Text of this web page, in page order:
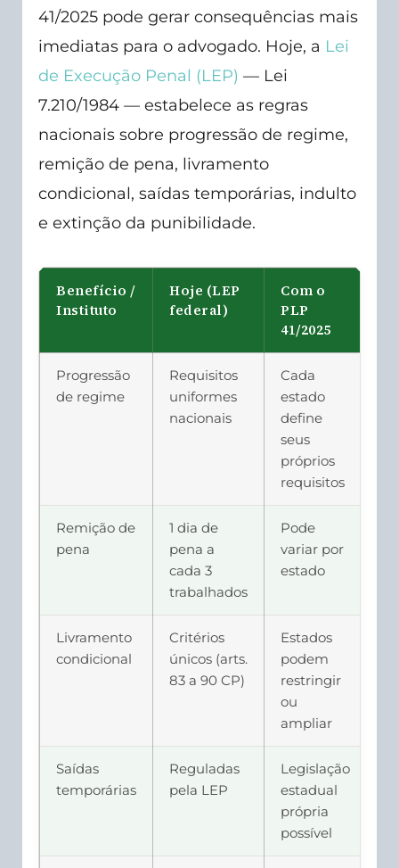
41/2025 pode gerar consequências mais
imediatas para o advogado. Hoje, a Lei
de Execução Penal (LEP) — Lei
7.210/1984 — estabelece as regras
nacionais sobre progressão de regime,
remição de pena, livramento
condicional, saídas temporárias, indulto
e extinção da punibilidade.
Benefício /
Instituto
Hoje (LEP
federal)
Com o
PLP
41/2025
Progressão
de regime
Requisitos
uniformes
nacionais
Cada
estado
define
seus
próprios
requisitos
Remição de
pena
1 dia de
pena a
cada 3
trabalhados
Pode
variar por
estado
Livramento
condicional
Critérios
únicos (arts.
83 a 90 CP)
Estados
podem
restringir
ou
ampliar
Saídas
temporárias
Reguladas
pela LEP
Legislação
estadual
própria
possível